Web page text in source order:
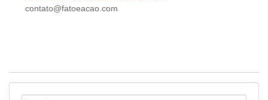
contato@fatoeacao.com